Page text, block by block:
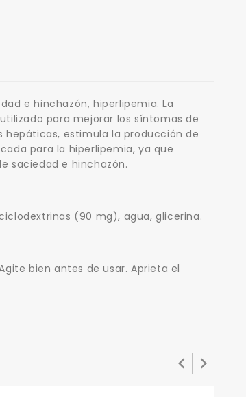
e hinchazón, hiperlipemia. La
para mejorar los síntomas de
hepáticas, estimula la producción de
para la hiperlipemia, ya que
saciedad e hinchazón.
(90 mg), agua, glicerina.
bien antes de usar. Aprieta el
 